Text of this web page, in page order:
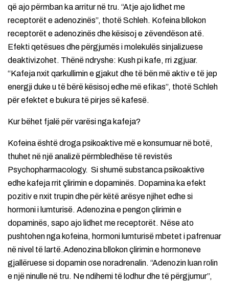
që ajo përmban ka arritur në tru. “Atje ajo lidhet me
receptorët e adenozinës”, thotë Schleh. Kofeina bllokon
receptorët e adenozinës dhe kësisoj e zëvendëson atë.
Efekti qetësues dhe përgjumës i molekulës sinjalizuese
deaktivizohet. Thënë ndryshe: Kush pi kafe, rri zgjuar.
“Kafeja nxit qarkullimin e gjakut dhe të bën më aktiv e të jep
energji duke u të bërë kësisoj edhe më efikas”, thotë Schleh
për efektet e bukura të pirjes së kafesë.
Kur bëhet fjalë për varësi nga kafeja?
Kofeina është droga psikoaktive më e konsumuar në botë,
thuhet në një analizë përmbledhëse të revistës
Psychopharmacology. Si shumë substanca psikoaktive
edhe kafeja rrit çlirimin e dopaminës. Dopamina ka efekt
pozitiv e nxit trupin dhe për këtë arësye njihet edhe si
hormoni i lumturisë. Adenozina e pengon çlirimin e
dopaminës, sapo ajo lidhet me receptorët. Nëse ato
pushtohen nga kofeina, hormoni lumturisë mbetet i pafrenuar
në nivel të lartë.Adenozina bllokon çlirimin e hormoneve
gjallëruese si dopamin ose noradrenalin. “Adenozin luan rolin
e një ninulle në tru. Ne ndihemi të lodhur dhe të përgjumur”,